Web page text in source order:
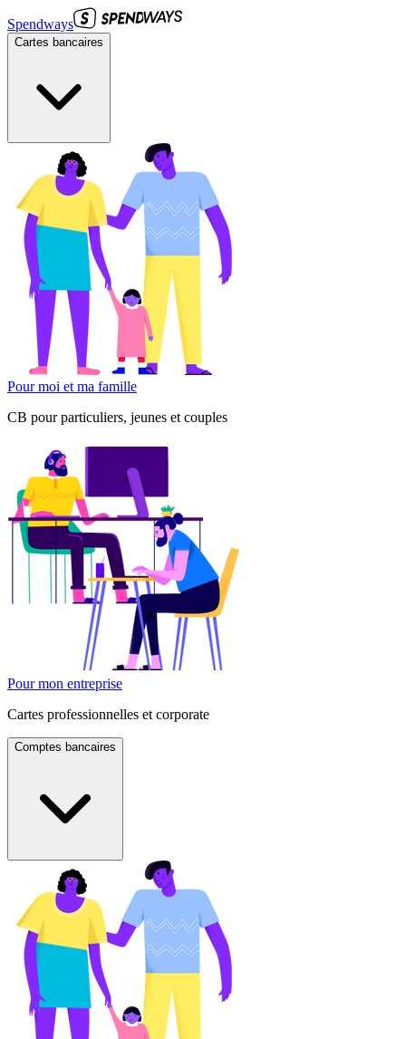
Spendways
Cartes bancaires
Pour moi et ma famille
CB pour particuliers, jeunes et couples
Pour mon entreprise
Cartes professionnelles et corporate
Comptes bancaires